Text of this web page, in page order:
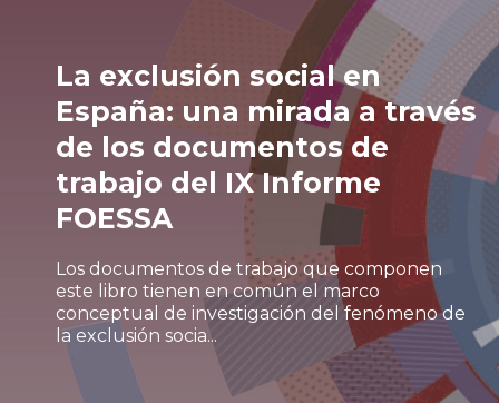
La exclusión social en
España: una mirada a través
de los documentos de
trabajo del IX Informe
FOESSA
Los documentos de trabajo que componen
este libro tienen en común el marco
conceptual de investigación del fenómeno de
la exclusión socia...